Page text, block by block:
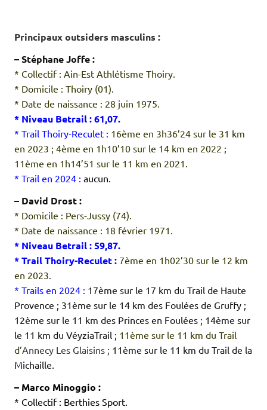
Principaux outsiders masculins :
– Stéphane Joffe :
* Collectif : Ain-Est Athlétisme Thoiry.
* Domicile : Thoiry (01).
* Date de naissance : 28 juin 1975.
* Niveau Betrail : 61,07.
* Trail Thoiry-Reculet : 16ème en 3h36’24 sur le 31 km
en 2023 ; 4ème en 1h10’10 sur le 14 km en 2022 ;
11ème en 1h14’51 sur le 11 km en 2021.
* Trail en 2024 : aucun.
– David Drost :
* Domicile : Pers-Jussy (74).
* Date de naissance : 18 février 1971.
* Niveau Betrail : 59,87.
* Trail Thoiry-Reculet : 7ème en 1h02’30 sur le 12 km
en 2023.
* Trails en 2024 : 17ème sur le 17 km du Trail de Haute
Provence ; 31ème sur le 14 km des Foulées de Gruffy ;
12ème sur le 11 km des Princes en Foulées ; 14ème sur
le 11 km du VéyziaTrail ; 11ème sur le 11 km du Trail
d’Annecy Les Glaisins ; 11ème sur le 11 km du Trail de la
Michaille.
– Marco Minoggio :
* Collectif : Berthies Sport.